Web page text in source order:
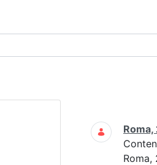
- Eventi
Ricerca
Roma,